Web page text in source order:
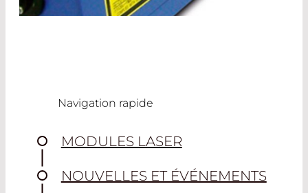
Navigation rapide
MODULES LASER
NOUVELLES ET ÉVÉNEMENTS